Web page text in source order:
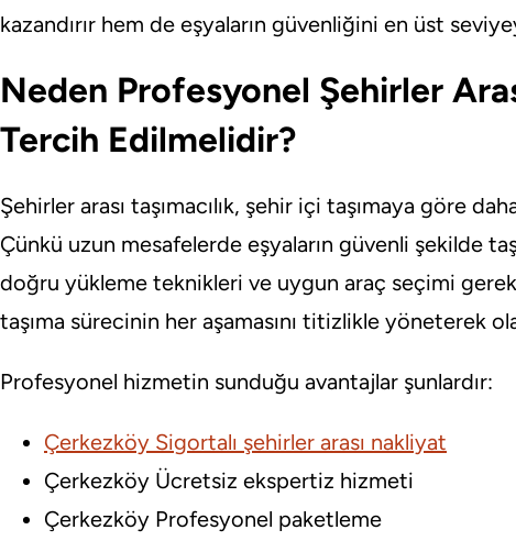
kazandırır hem de eşyaların güvenliğini en üst
Neden Profesyonel Şehirler
Tercih Edilmelidir?
Şehirler arası taşımacılık, şehir içi taşımaya göre
Çünkü uzun mesafelerde eşyaların güvenli şekilde
doğru yükleme teknikleri ve uygun araç seçimi
taşıma sürecinin her aşamasını titizlikle yöneterek
Profesyonel hizmetin sunduğu avantajlar şunlardır:
Çerkezköy Sigortalı şehirler arası nakliyat
Çerkezköy Ücretsiz ekspertiz hizmeti
Çerkezköy Profesyonel paketleme